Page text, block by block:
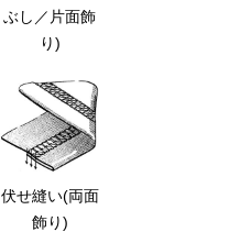
ぶし／片面飾
り)
伏せ縫い(両面
飾り)